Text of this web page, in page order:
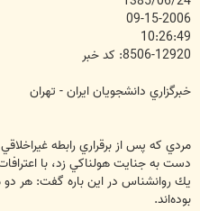
09-15-2006
10:26:49
8506-12920: کد خبر
خبرگزاري دانشجويان ايران - تهران
مردي كه پس از برقراري رابطه
دست به جنايت هولناكي زد‏‏، با
يك روانشناس در اين باره گفت: هر دو
بوده‌اند.